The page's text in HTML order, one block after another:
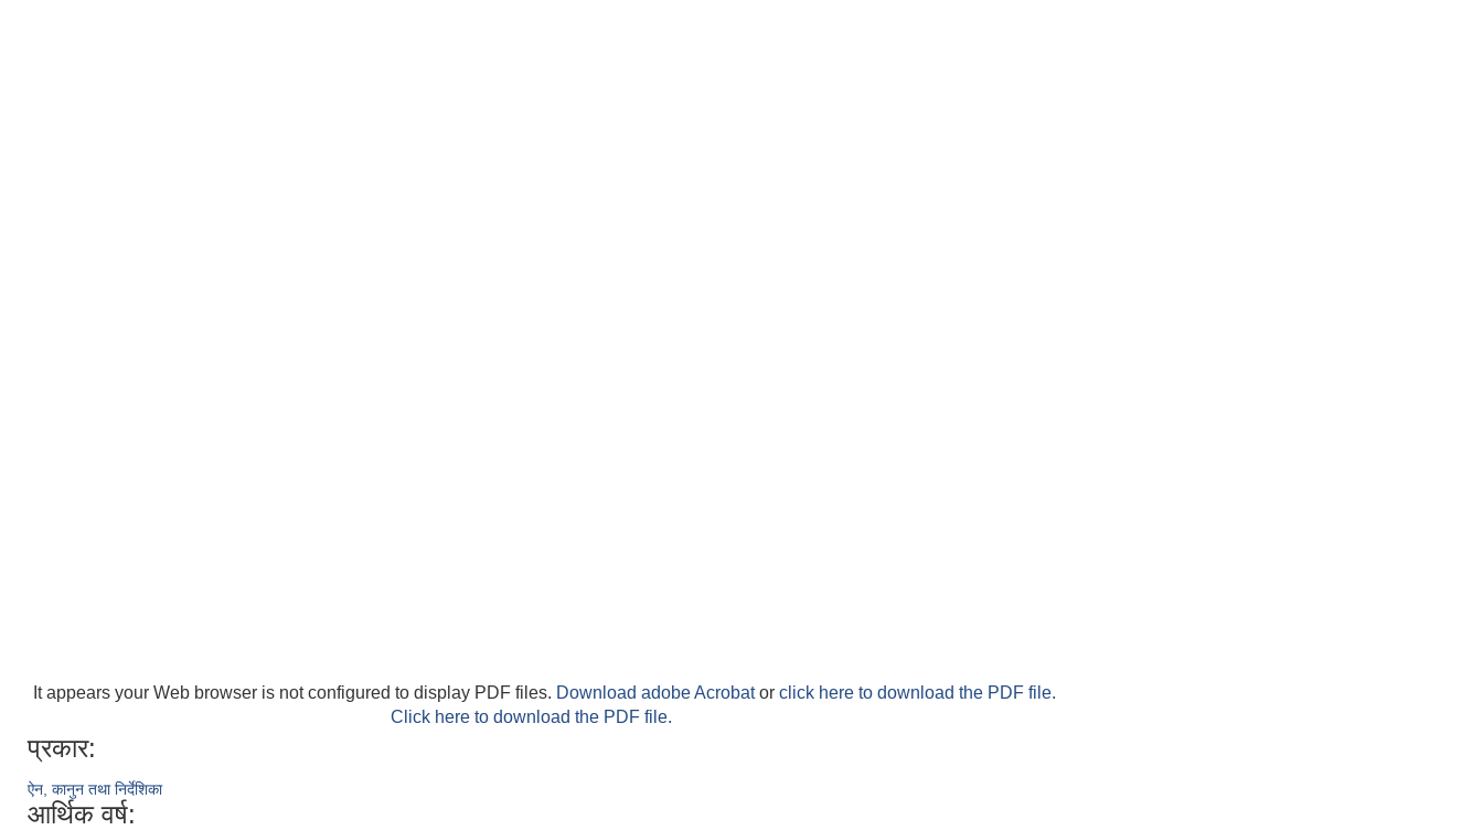
It appears your Web browser is not configured to display PDF files. Download adobe Acrobator click here to download the PDF file.
Click here to download the PDF file.
प्रकार:
ऐन, कानुन तथा निर्देशिका
आर्थिक वर्ष: